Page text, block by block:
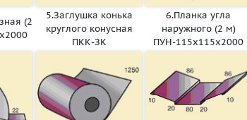
(2
5.Заглушка конька
круглого конусная
ПКК-ЗК
6.Планка угла
наружного (2 м)
ПУН-115х115х2000